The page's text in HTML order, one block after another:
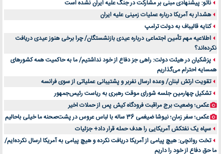
بهترین راه تبلیغات کلینیک زیبایی و افزایش مشتری کدام است؟
مقایسه قالب آسترا با وودمارت و فلت‌سام (فارسی)
خرید سمعک کارکرده یا دست دوم | نکات مهم قبل از تصمیم‌گیری
خرید و فروش قطعات سرور دست دوم در ماهان شبکه ایرانیان
اهمیت انتخاب بهترین وکیل در سعادت آباد برای پرونده‌های حساس و کلان
۷ تاثیرات کامپیوتر در حوزه علوم زندگی و کاربردی
لیفتراک صفر؛ راهنمای جامع خرید، قیمت و فروش در ایران
راهنمای جامع بهترین کفش ورزشی برای دویدن و استفاده روزمره | بررسی ۱۲ مدل برتر
ناتو: پیشنهادی مبنی بر مشارکت در جنگ علیه ایران نشده است
هشدار به آمریکا درباره عملیات زمینی علیه ایران
کنایه قالیباف به دولت ترامپ
اطلاعیه مهم تأمین اجتماعی درباره عیدی بازنشستگان/ چرا برخی هنوز عیدی دریافت
نکرده‌اند؟
پزشکیان در هیئت دولت: راهی جز دفاع از خود نداشتیم/ ما به حاکمیت همه کشورهای
همسایه احترام می‌گذاریم
تقویت ارتش لبنان/ وعده ارسال نفربر و پشتیبانی عملیاتی از سوی فرانسه
تشکیل چهارمین جلسه شورای موقت رهبری به ریاست رئیس‌جمهور
عکس؛ وضعیت برج مراقبت فرودگاه کیش پس از حملات اخیر
عکس؛ سفر زمان؛ نیوشا ضیغمی 36 ساله با لباس عروس در پشت‌صحنه ما خیلی باحالیم
سپاه یک نفتکش آمریکایی را هدف حمله قرار داد+ جزئیات
تخت روانچی: هیچ پیامی از آمریکا دریافت نکرده و هیچ پیامی به آمریکا ارسال نکرده‌ایم/
ما حق دفاع از خود را داریم